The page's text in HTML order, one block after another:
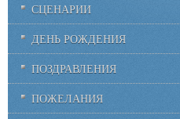
СЦЕНАРИИ
ДЕНЬ РОЖДЕНИЯ
ПОЗДРАВЛЕНИЯ
ПОЖЕЛАНИЯ